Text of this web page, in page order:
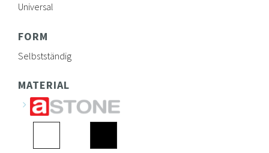
Universal
FORM
Selbstständig
MATERIAL